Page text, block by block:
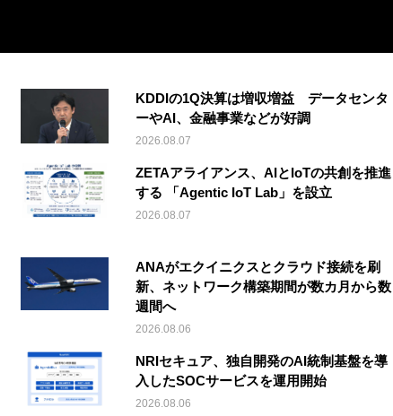
KDDIの1Q決算は増収増益 データセンタ
ーやAI、金融事業などが好調
2026.08.07
ZETAアライアンス、AIとIoTの共創を推進
する 「Agentic IoT Lab」を設立
2026.08.07
ANAがエクイニクスとクラウド接続を刷
新、ネットワーク構築期間が数カ月から数
週間へ
2026.08.06
NRIセキュア、独自開発のAI統制基盤を導
入したSOCサービスを運用開始
2026.08.06